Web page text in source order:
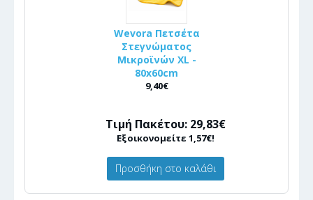
Wevora Πετσέτα
Στεγνώματος
Μικροϊνών XL -
80x60cm
9,40€
Τιμή Πακέτου: 29,83€
Εξοικονομείτε 1,57€!
Προσθήκη στο καλάθι